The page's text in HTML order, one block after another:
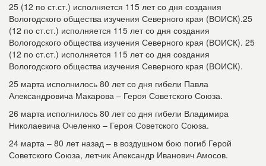
25 (12 по ст.ст.) исполняется 115 лет со дня создания
Вологодского общества изучения Северного края (ВОИСК).25
(12 по ст.ст.) исполняется 115 лет со дня создания
Вологодского общества изучения Северного края (ВОИСК). 25
(12 по ст.ст.) исполняется 115 лет со дня создания
Вологодского общества изучения Северного края (ВОИСК).
25 марта исполнилось 80 лет со дня гибели Павла
Александровича Макарова – Героя Советского Союза.
26 марта исполнилось 80 лет со дня гибели Владимира
Николаевича Очеленко – Героя Советского Союза.
24 марта – 80 лет назад – в воздушном бою погиб Герой
Советского Союза, летчик Александр Иванович Амосов.